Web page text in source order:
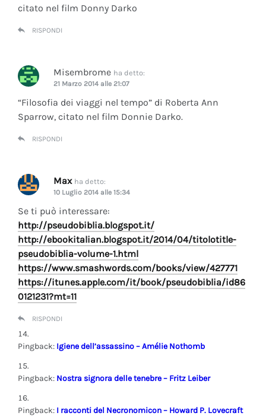
citato nel film Donny Darko
RISPONDI
Misembrome ha detto:
21 Marzo 2014 alle 21:07
“Filosofia dei viaggi nel tempo” di Roberta Ann
Sparrow, citato nel film Donnie Darko.
RISPONDI
Max ha detto:
10 Luglio 2014 alle 15:34
Se ti può interessare:
http://pseudobiblia.blogspot.it/
http://ebookitalian.blogspot.it/2014/04/titolotitle-
pseudobiblia-volume-1.html
https://www.smashwords.com/books/view/427771
https://itunes.apple.com/it/book/pseudobiblia/id86
0121231?mt=11
RISPONDI
Pingback: Igiene dell’assassino – Amélie Nothomb
Pingback: Nostra signora delle tenebre – Fritz Leiber
Pingback: I racconti del Necronomicon – Howard P. Lovecraft